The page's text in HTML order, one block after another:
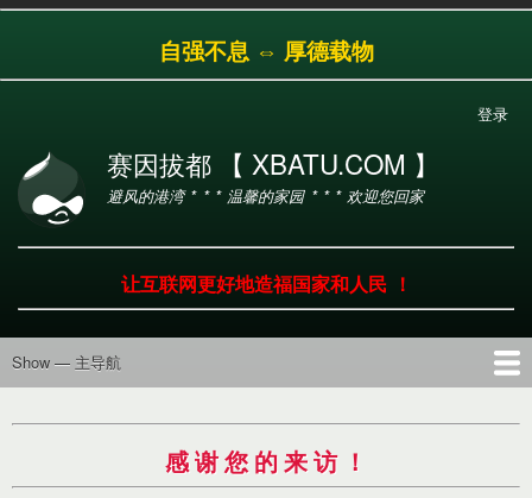
转
到
内
容
自强不息 ⇔ 厚德载物
户
登录
赛因拔都 【 XBATU.COM 】
避风的港湾 * * * 温馨的家园 * * * 欢迎您回家
让互联网更好地造福国家和人民 ！
主
航
Show — 主导航
感 谢 您 的 来 访 ！